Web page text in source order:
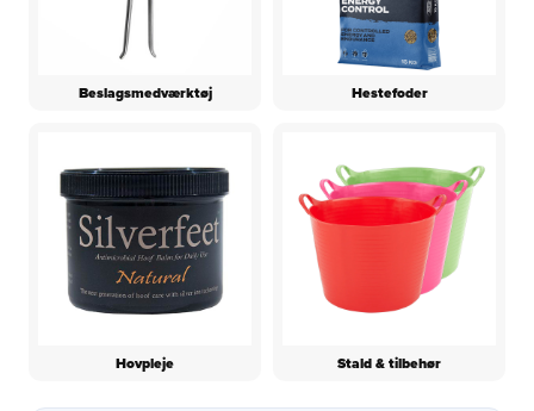
Beslagsmedværktøj Hestefoder
Hovpleje Stald & tilbehør